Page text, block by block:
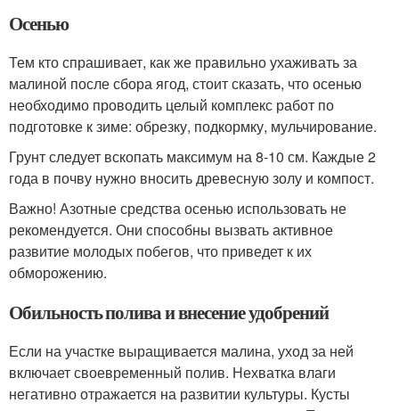
Осенью
Тем кто спрашивает, как же правильно ухаживать за
малиной после сбора ягод, стоит сказать, что осенью
необходимо проводить целый комплекс работ по
подготовке к зиме: обрезку, подкормку, мульчирование.
Грунт следует вскопать максимум на 8-10 см. Каждые 2
года в почву нужно вносить древесную золу и компост.
Важно! Азотные средства осенью использовать не
рекомендуется. Они способны вызвать активное
развитие молодых побегов, что приведет к их
обморожению.
Обильность полива и внесение удобрений
Если на участке выращивается малина, уход за ней
включает своевременный полив. Нехватка влаги
негативно отражается на развитии культуры. Кусты